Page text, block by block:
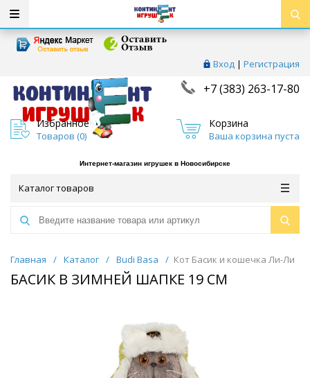
Вход | Регистрация
+7 (383) 263-17-80
Избранное
Товаров (0)
Корзина
Ваша корзина пуста
Интернет-магазин игрушек в Новосибирске
Каталог товаров
Главная / Каталог / Budi Basa / Кот Басик и кошечка Ли-Ли
БАСИК В ЗИМНЕЙ ШАПКЕ 19 СМ